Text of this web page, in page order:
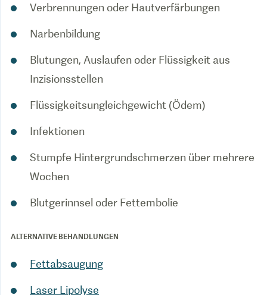
Verbrennungen oder Hautverfärbungen
Narbenbildung
Blutungen, Auslaufen oder Flüssigkeit aus
Inzisionsstellen
Flüssigkeitsungleichgewicht (Ödem)
Infektionen
Stumpfe Hintergrundschmerzen über mehrere
Wochen
Blutgerinnsel oder Fettembolie
ALTERNATIVE BEHANDLUNGEN
Fettabsaugung
Laser Lipolyse